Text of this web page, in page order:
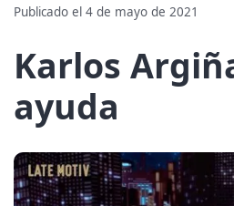
Publicado el 4 de mayo de 2021
Karlos
ayuda